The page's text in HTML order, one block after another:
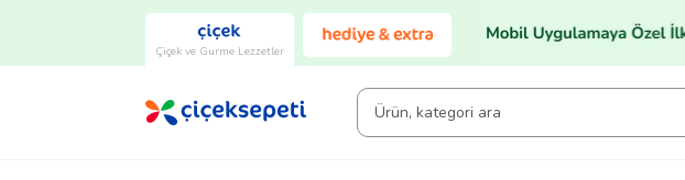
Çiçek ve Gurme Lezzetler